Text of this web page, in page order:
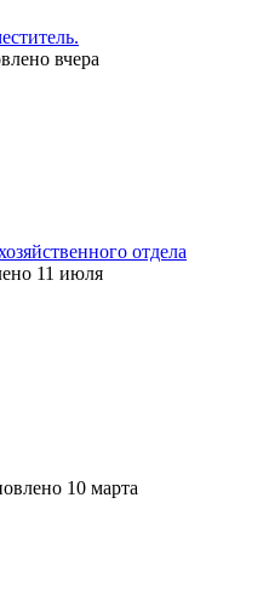
вчера
отдела
11 июля
10 марта